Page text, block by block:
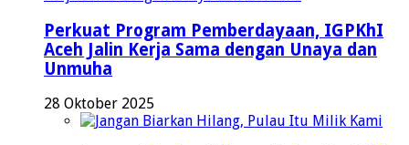
Perkuat Program Pemberdayaan, IGPKhI
Aceh Jalin Kerja Sama dengan Unaya dan
Unmuha
28 Oktober 2025